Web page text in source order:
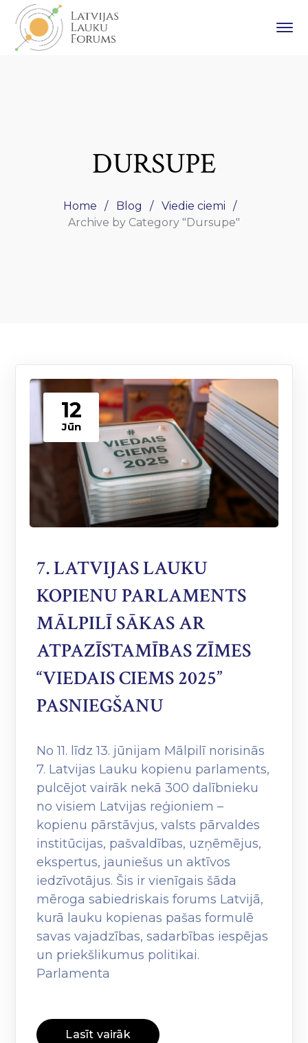
DURSUPE
Home Blog
Viedie ciemi
Archive by Category "Dursupe"
12
Jūn
7. LATVIJAS LAUKU
KOPIENU PARLAMENTS
MĀLPILĪ SĀKAS AR
ATPAZĪSTAMĪBAS ZĪMES
“VIEDAIS CIEMS 2025”
PASNIEGŠANU
No 11. līdz 13. jūnijam Mālpilī norisinās
7. Latvijas Lauku kopienu parlaments,
pulcējot vairāk nekā 300 dalībnieku
no visiem Latvijas reģioniem –
kopienu pārstāvjus, valsts pārvaldes
institūcijas, pašvaldības, uzņēmējus,
ekspertus, jauniešus un aktīvos
iedzīvotājus. Šis ir vienīgais šāda
mēroga sabiedriskais forums Latvijā,
kurā lauku kopienas pašas formulē
savas vajadzības, sadarbības iespējas
un priekšlikumus politikai.
Parlamenta
Lasīt vairāk